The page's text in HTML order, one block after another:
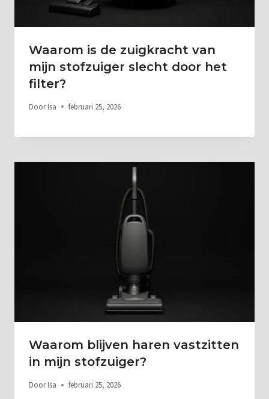
Waarom is de zuigkracht van
mijn stofzuiger slecht door het
filter?
Door Isa februari 25, 2026
Waarom blijven haren vastzitten
in mijn stofzuiger?
Door Isa februari 25, 2026